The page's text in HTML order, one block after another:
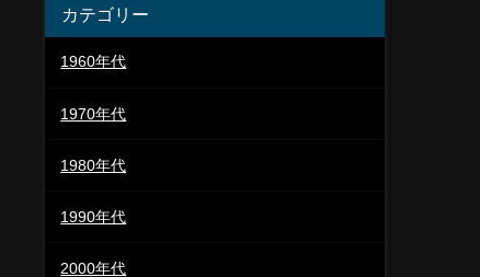
カテゴリー
1960年代
1970年代
1980年代
1990年代
2000年代